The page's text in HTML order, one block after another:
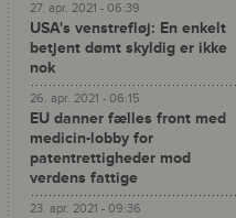
27. apr. 2021 - 06:39
USA's venstrefløj: En enkelt
betjent dømt skyldig er ikke
nok
26. apr. 2021 - 06:15
EU danner fælles front med
medicin-lobby for
patentrettigheder mod
verdens fattige
23. apr. 2021 - 09:36